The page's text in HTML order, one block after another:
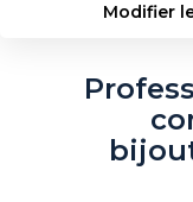
Modifier
Sélectionnez...
Type de bien